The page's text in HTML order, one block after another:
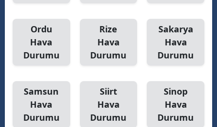
Ordu
Hava
Durumu
Rize
Hava
Durumu
Sakarya
Hava
Durumu
Samsun
Hava
Durumu
Siirt
Hava
Durumu
Sinop
Hava
Durumu